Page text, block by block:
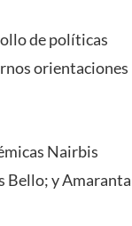
de políticas
orientaciones
Nairbis
Bello; y Amaranta